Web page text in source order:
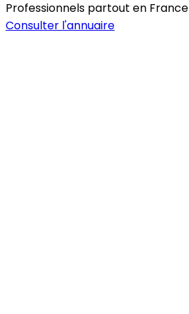
Professionnels partout en France
Consulter l'annuaire